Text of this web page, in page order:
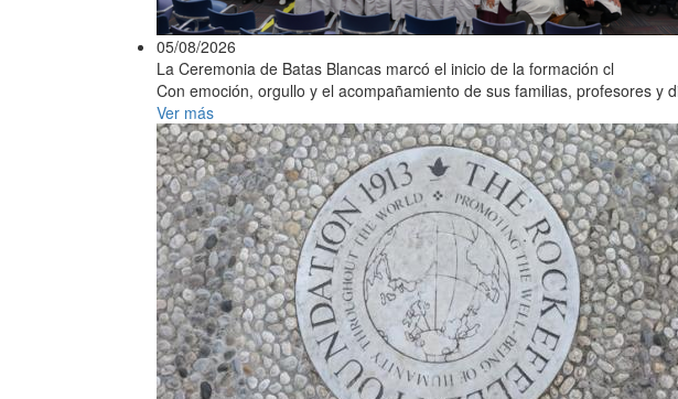
05/08/2026
La Ceremonia de Batas Blancas marcó el inicio de la formación cl
Con emoción, orgullo y el acompañamiento de sus familias, profesores y
Ver más